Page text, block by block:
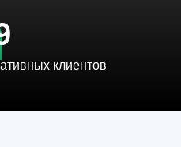
клиентов